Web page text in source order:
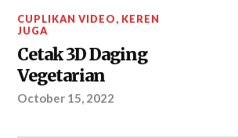
CUPLIKAN VIDEO, KEREN
JUGA
Cetak 3D Daging
Vegetarian
October 15, 2022